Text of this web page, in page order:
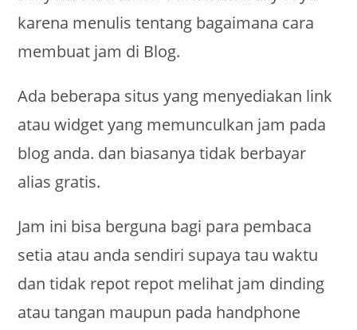
karena menulis tentang bagaimana cara
membuat jam di Blog.
Ada beberapa situs yang menyediakan link
atau widget yang memunculkan jam pada
blog anda. dan biasanya tidak berbayar
alias gratis.
Jam ini bisa berguna bagi para pembaca
setia atau anda sendiri supaya tau waktu
dan tidak repot repot melihat jam dinding
atau tangan maupun pada handphone